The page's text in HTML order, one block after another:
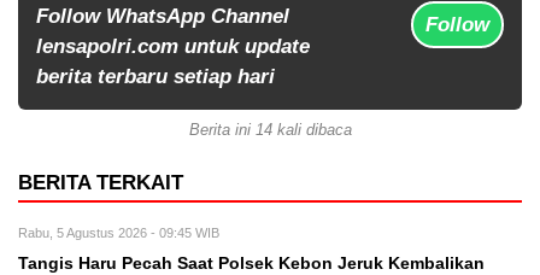
Follow WhatsApp Channel
lensapolri.com untuk update
berita terbaru setiap hari
Follow
Berita ini 14 kali dibaca
BERITA TERKAIT
Rabu, 5 Agustus 2026 - 09:45 WIB
Tangis Haru Pecah Saat Polsek Kebon Jeruk Kembalikan